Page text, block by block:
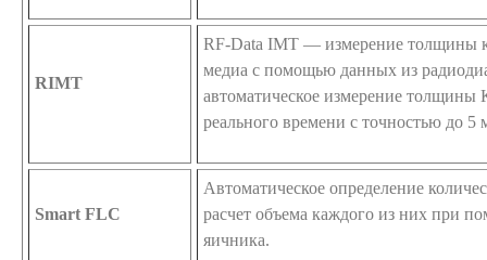
RIMT
RF-Data IMT — измерение толщины
медиа с помощью данных из
автоматическое измерение
реального времени с точностью до 5
Smart FLC
Автоматическое определение
расчет объема каждого из них при
яичника.